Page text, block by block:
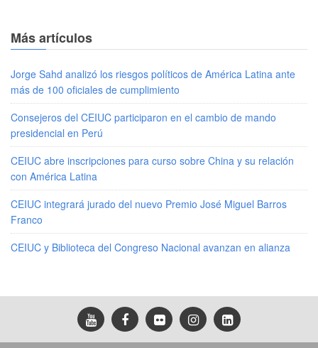
Más artículos
Jorge Sahd analizó los riesgos políticos de América Latina ante
más de 100 oficiales de cumplimiento
Consejeros del CEIUC participaron en el cambio de mando
presidencial en Perú
CEIUC abre inscripciones para curso sobre China y su relación
con América Latina
CEIUC integrará jurado del nuevo Premio José Miguel Barros
Franco
CEIUC y Biblioteca del Congreso Nacional avanzan en alianza